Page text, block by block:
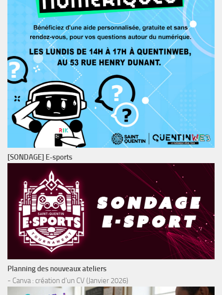
[SONDAGE] E-sports
Planning des nouveaux ateliers
- Canva : création d'un CV (Janvier 2026)